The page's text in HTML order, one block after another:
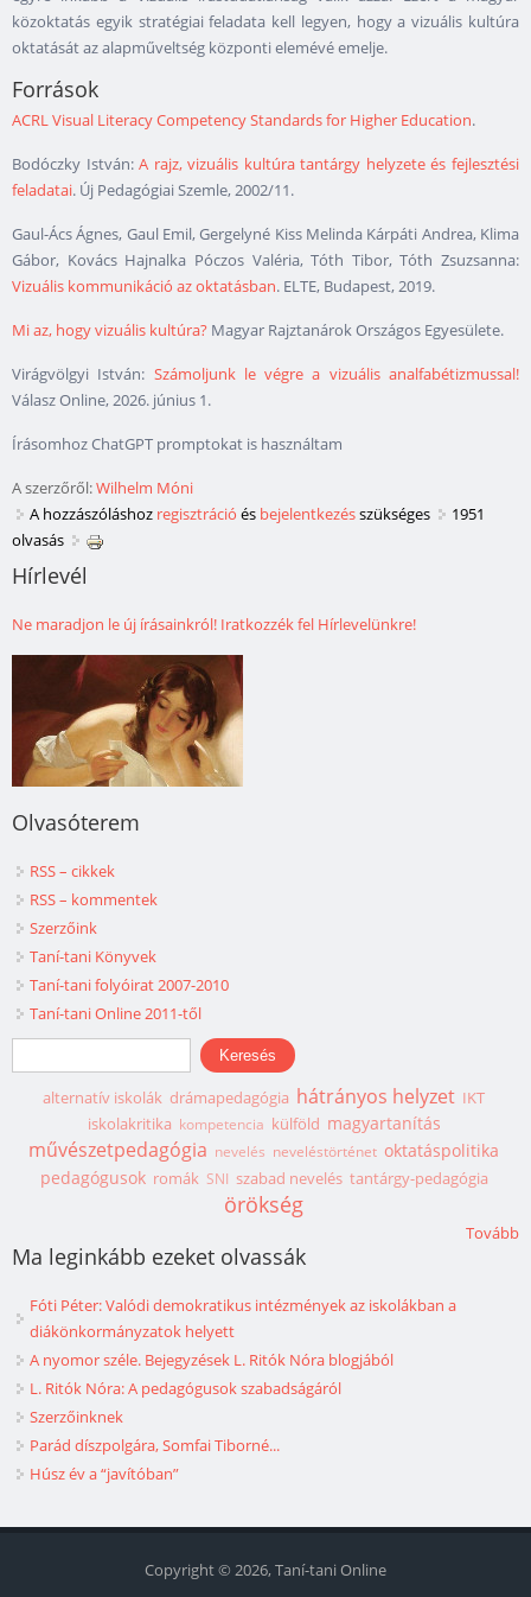
közoktatás egyik stratégiai feladata kell legyen, hogy a vizuális kultúra
oktatását az alapműveltség központi elemévé emelje.
Források
ACRL Visual Literacy Competency Standards for Higher Education.
Bodóczky István:A rajz, vizuális kultúra tantárgy helyzete és fejlesztési
feladatai. Új Pedagógiai Szemle, 2002/11.
Gaul-Ács Ágnes, Gaul Emil, Gergelyné Kiss Melinda Kárpáti Andrea, Klima
Gábor, Kovács Hajnalka Póczos Valéria, Tóth Tibor, Tóth Zsuzsanna:
Vizuális kommunikáció az oktatásban. ELTE, Budapest, 2019.
Mi az, hogy vizuális kultúra? Magyar Rajztanárok Országos Egyesülete.
Virágvölgyi István: Számoljunk le végre a vizuális analfabétizmussal!
Válasz Online, 2026. június 1.
Írásomhoz ChatGPT promptokat is használtam
A szerzőről:Wilhelm Móni
A hozzászóláshoz regisztráció és bejelentkezésszükséges
1951
olvasás
Hírlevél
Ne maradjon le új írásainkról! Iratkozzék fel Hírlevelünkre!
Olvasóterem
RSS – cikkek
RSS – kommentek
Szerzőink
Taní-tani Könyvek
Taní-tani folyóirat 2007-2010
Taní-tani Online 2011-től
Keresés űrlap
Keresés
alternatív iskolák drámapedagógia hátrányos helyzet IKT
iskolakritika kompetencia külföld magyartanítás
művészetpedagógia nevelés neveléstörténet oktatáspolitika
pedagógusok romák SNI szabad nevelés tantárgy-pedagógia
örökség
Tovább
Ma leginkább ezeket olvassák
Fóti Péter: Valódi demokratikus intézmények az iskolákban a
diákönkormányzatok helyett
A nyomor széle. Bejegyzések L. Ritók Nóra blogjából
L. Ritók Nóra: A pedagógusok szabadságáról
Szerzőinknek
Parád díszpolgára, Somfai Tiborné...
Húsz év a “javítóban”
Copyright © 2026, Taní-tani Online